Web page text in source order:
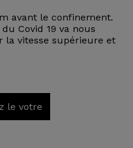
avant le confinement.
Covid 19 va nous
la vitesse supérieure et
le votre